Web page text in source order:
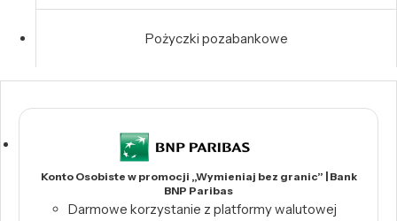
Pożyczki pozabankowe
Konto Osobiste w promocji „Wymieniaj bez granic” | Bank
BNP Paribas
Darmowe korzystanie z platformy walutowej